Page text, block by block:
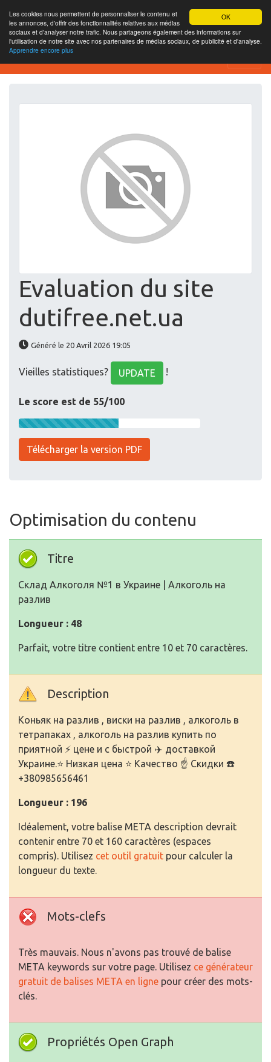
OK
Les cookies nous permettent de personnaliser le contenu et
les annonces, d'offrir des fonctionnalités relatives aux médias
sociaux et d'analyser notre trafic. Nous partageons également des informations sur
l'utilisation de notre site avec nos partenaires de médias sociaux, de publicité et d'analyse.
Apprendre encore plus
SEO Analytics
Evaluation du site
dutifree.net.ua
Généré le 20 Avril 2026 19:05
Vieilles statistiques? UPDATE !
Le score est de 55/100
Télécharger la version PDF
Optimisation du contenu
Titre
Склад Алкоголя №1 в Украине | Алкоголь на
разлив
Longueur : 48
Parfait, votre titre contient entre 10 et 70 caractères.
Description
Коньяк на разлив , виски на разлив , алкоголь в
тетрапаках , алкоголь на разлив купить по
приятной ⚡️ цене и с быстрой ✈️ доставкой
Украине.⭐️ Низкая цена ⭐️ Качество ☝️ Скидки ☎️
+380985656461
Longueur : 196
Idéalement, votre balise META description devrait
contenir entre 70 et 160 caractères (espaces
compris). Utilisez cet outil gratuit pour calculer la
longueur du texte.
Mots-clefs
Très mauvais. Nous n'avons pas trouvé de balise
META keywords sur votre page. Utilisez ce générateur
gratuit de balises META en ligne pour créer des mots-
clés.
Propriétés Open Graph